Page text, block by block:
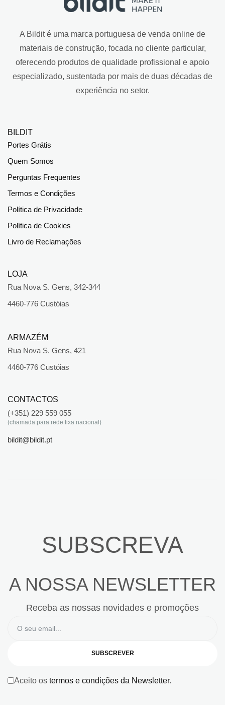
A Bildit é uma marca portuguesa de venda online de
materiais de construção, focada no cliente particular,
oferecendo produtos de qualidade profissional e apoio
especializado, sustentada por mais de duas décadas de
experiência no setor.
BILDIT
Portes Grátis
Quem Somos
Perguntas Frequentes
Termos e Condições
Política de Privacidade
Política de Cookies
Livro de Reclamações
LOJA
Rua Nova S. Gens, 342-344
4460-776 Custóias
ARMAZÉM
Rua Nova S. Gens, 421
4460-776 Custóias
CONTACTOS
(+351) 229 559 055
(chamada para rede fixa nacional)
bildit@bildit.pt
SUBSCREVA
A NOSSA NEWSLETTER
Receba as nossas novidades e promoções
SUBSCREVER
Aceito os termos e condições da Newsletter.